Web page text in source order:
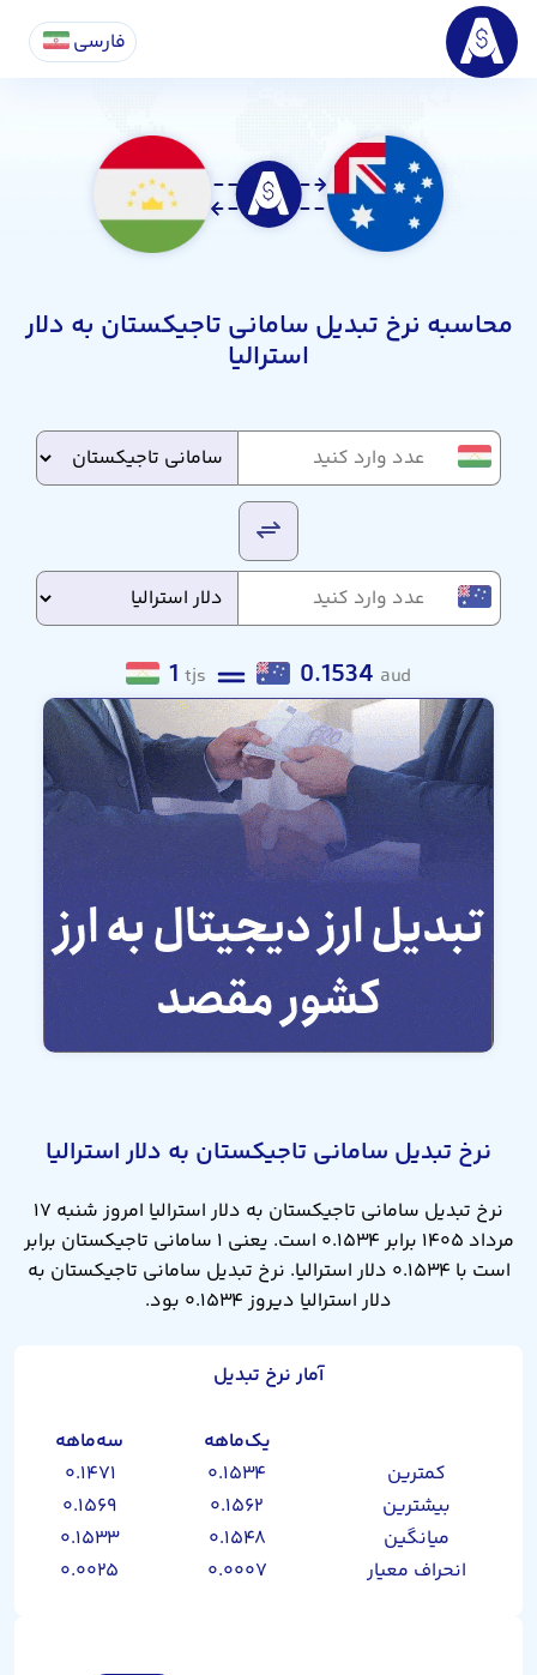
فارسی
محاسبه نرخ تبدیل سامانی تاجیکستان به دلار
استرالیا
1 tjs 0.1534 aud
نرخ تبدیل سامانی تاجیکستان به دلار استرالیا
نرخ تبدیل سامانی تاجیکستان به دلار استرالیا امروز شنبه ۱۷
مرداد ۱۴۰۵ برابر ۰.۱۵۳۴ است. یعنی ۱ سامانی تاجیکستان برابر
است با ۰.۱۵۳۴ دلار استرالیا. نرخ تبدیل سامانی تاجیکستان به
دلار استرالیا دیروز ۰.۱۵۳۴ بود.
آمار نرخ تبدیل
یک‌ماهه
سه‌ماهه
کمترین
۰.۱۵۳۴
۰.۱۴۷۱
بیشترین
۰.۱۵۶۲
۰.۱۵۶۹
میانگین
۰.۱۵۴۸
۰.۱۵۳۳
انحراف معیار
۰.۰۰۰۷ ۰.۰۰۲۵